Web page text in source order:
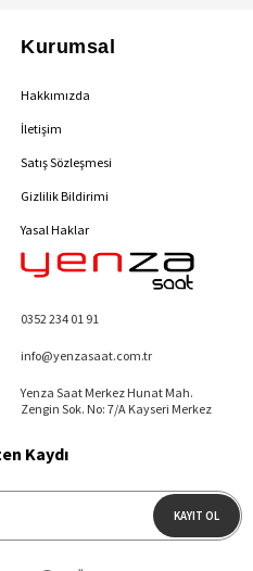
Kurumsal
Hakkımızda
İletişim
Satış Sözleşmesi
Gizlilik Bildirimi
Yasal Haklar
0352 234 01 91
info@yenzasaat.com.tr
Yenza Saat Merkez Hunat Mah.
Zengin Sok. No: 7/A Kayseri Merkez
Kaydı
KAYIT OL